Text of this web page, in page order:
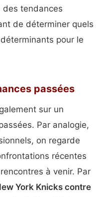
tendances
de déterminer quels
pour le
passées
sur un
Par analogie,
on regarde
récentes
à venir. Par
York Knicks contre